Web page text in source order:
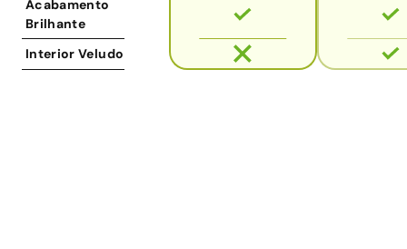
Acabamento
Brilhante
Interior Veludo